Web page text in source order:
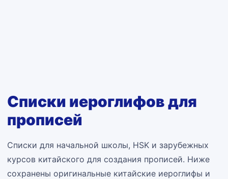
Списки иероглифов для
прописей
Списки для начальной школы, HSK и зарубежных
курсов китайского для создания прописей. Ниже
сохранены оригинальные китайские иероглифы и